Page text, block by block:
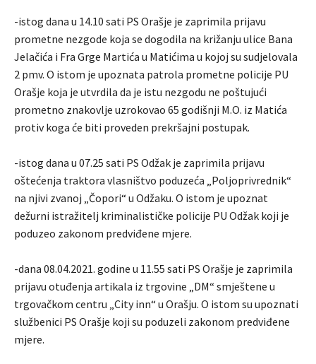
-istog dana u 14.10 sati PS Orašje je zaprimila prijavu
prometne nezgode koja se dogodila na križanju ulice Bana
Jelačića i Fra Grge Martića u Matićima u kojoj su sudjelovala
2 pmv. O istom je upoznata patrola prometne policije PU
Orašje koja je utvrdila da je istu nezgodu ne poštujući
prometno znakovlje uzrokovao 65 godišnji M.O. iz Matića
protiv koga će biti proveden prekršajni postupak.
-istog dana u 07.25 sati PS Odžak je zaprimila prijavu
oštećenja traktora vlasništvo poduzeća „Poljoprivrednik“
na njivi zvanoj „Čopori“ u Odžaku. O istom je upoznat
dežurni istražitelj kriminalističke policije PU Odžak koji je
poduzeo zakonom predviđene mjere.
-dana 08.04.2021. godine u 11.55 sati PS Orašje je zaprimila
prijavu otuđenja artikala iz trgovine „DM“ smještene u
trgovačkom centru „City inn“ u Orašju. O istom su upoznati
službenici PS Orašje koji su poduzeli zakonom predviđene
mjere.